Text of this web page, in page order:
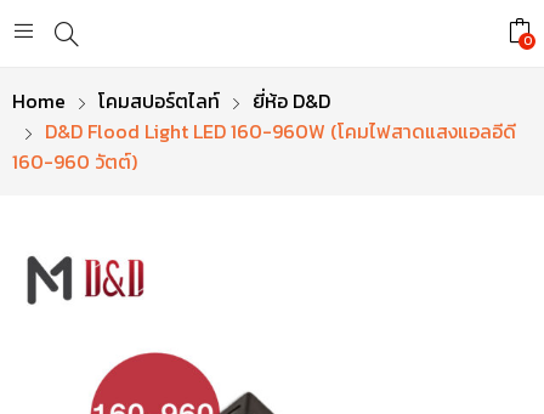
0
Home โคมสปอร์ตไลท์
ยี่ห้อ D&D
D&D Flood Light LED 160-960W (โคมไฟสาดแสงแอลอีดี
160-960 วัตต์)